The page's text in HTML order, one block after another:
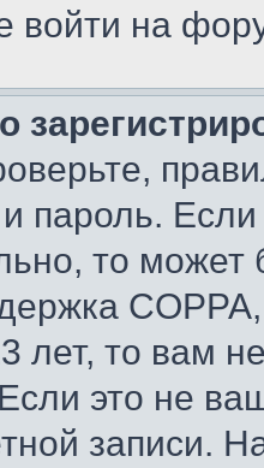
войти на
и пароль.
то может
лет, то вам
это не
записи.